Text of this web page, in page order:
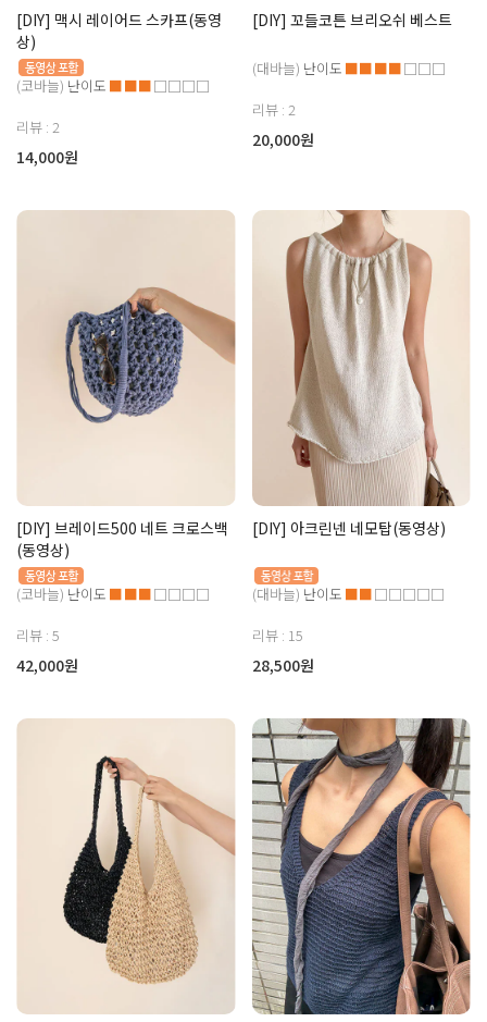
[DIY] 맥시 레이어드 스카프(동영
상)
(코바늘) 난이도 ■■■□□□□
리뷰 : 2
14,000원
[DIY] 꼬들코튼 브리오쉬 베스트
(대바늘) 난이도 ■■■■□□□
리뷰 : 2
20,000원
[DIY] 브레이드500 네트 크로스백
(동영상)
(코바늘) 난이도 ■■■□□□□
리뷰 : 5
42,000원
[DIY] 아크린넨 네모탑(동영상)
(대바늘) 난이도 ■■□□□□□
리뷰 : 15
28,500원